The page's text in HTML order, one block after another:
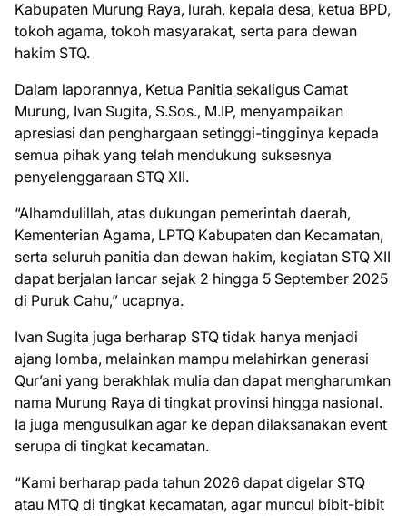
Kabupaten Murung Raya, lurah, kepala desa, ketua BPD,
tokoh agama, tokoh masyarakat, serta para dewan
hakim STQ.
Dalam laporannya, Ketua Panitia sekaligus Camat
Murung, Ivan Sugita, S.Sos., M.IP, menyampaikan
apresiasi dan penghargaan setinggi-tingginya kepada
semua pihak yang telah mendukung suksesnya
penyelenggaraan STQ XII.
“Alhamdulillah, atas dukungan pemerintah daerah,
Kementerian Agama, LPTQ Kabupaten dan Kecamatan,
serta seluruh panitia dan dewan hakim, kegiatan STQ XII
dapat berjalan lancar sejak 2 hingga 5 September 2025
di Puruk Cahu,” ucapnya.
Ivan Sugita juga berharap STQ tidak hanya menjadi
ajang lomba, melainkan mampu melahirkan generasi
Qur’ani yang berakhlak mulia dan dapat mengharumkan
nama Murung Raya di tingkat provinsi hingga nasional.
Ia juga mengusulkan agar ke depan dilaksanakan event
serupa di tingkat kecamatan.
“Kami berharap pada tahun 2026 dapat digelar STQ
atau MTQ di tingkat kecamatan, agar muncul bibit-bibit